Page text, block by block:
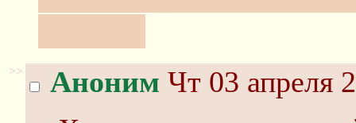
>> Аноним Чт 03 апреля